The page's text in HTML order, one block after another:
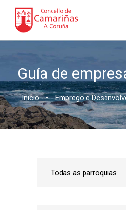
Guía de
Inicio • Emprego e